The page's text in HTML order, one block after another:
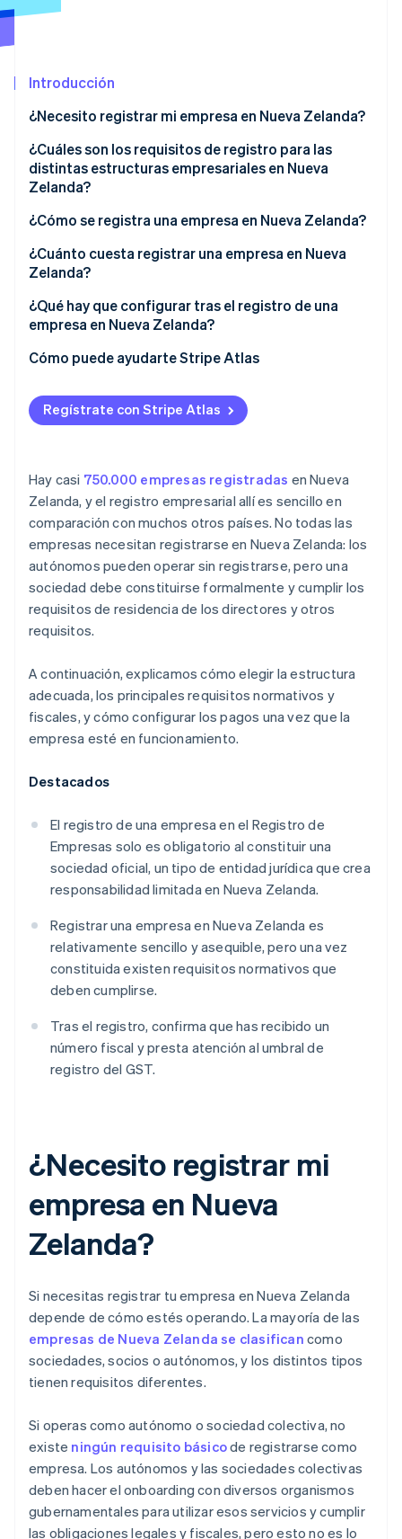
Constitución de una startup
Climate
Eliminación de dióxido de carbono
Identity
Verificación de identidad en línea
Stripe Sessions 2026
para la IA.
Ver ahora
Stripe App Marketplace
Introducción
¿Necesito registrar mi empresa en Nueva Zelanda?
¿Cuáles son los requisitos de registro para las
distintas estructuras empresariales en Nueva
Zelanda?
Autónomo
Sociedad
¿Cómo se registra una empresa en Nueva Zelanda?
Reserva un nombre de empresa
Solicita la constitución
Regístrate a efectos fiscales durante el proceso de
constitución
Recibe tu acta de constitución
¿Cuánto cuesta registrar una empresa en Nueva
Zelanda?
¿Qué hay que configurar tras el registro de una
empresa en Nueva Zelanda?
Confirma los registros del IRD, el NZBN y el GST
Regístrate como empleador si contratas personal
Comprende las obligaciones con la ACC
y contabilidad
Protege tu marca
Formaliza los acuerdos
Establece un sistema para aceptar pagos
Cómo puede ayudarte Stripe Atlas
Registro con Atlas
Aceptar pagos y operaciones bancarias antes de
Compra de acciones iniciales sin efectivo
Presentación automática de la elección fiscal 83(b)
Documentación legal para empresas de primer nivel
Un año gratis de Stripe Payments, más 50 000 $ en
créditos y descuentos para socios
Regístrate con Stripe Atlas
Hay casi 750.000 empresas registradas en Nueva
Zelanda, y el registro empresarial allí es sencillo en
comparación con muchos otros países. No todas las
empresas necesitan registrarse en Nueva Zelanda: los
autónomos pueden operar sin registrarse, pero una
sociedad debe constituirse formalmente y cumplir los
requisitos de residencia de los directores y otros
requisitos.
A continuación, explicamos cómo elegir la estructura
adecuada, los principales requisitos normativos y
fiscales, y cómo configurar los pagos una vez que la
empresa esté en funcionamiento.
Destacados
El registro de una empresa en el Registro de
Empresas solo es obligatorio al constituir una
sociedad oficial, un tipo de entidad jurídica que crea
responsabilidad limitada en Nueva Zelanda.
Registrar una empresa en Nueva Zelanda es
relativamente sencillo y asequible, pero una vez
constituida existen requisitos normativos que
deben cumplirse.
Tras el registro, confirma que has recibido un
número fiscal y presta atención al umbral de
registro del GST.
¿Necesito registrar mi
empresa en Nueva
Zelanda?
Si necesitas registrar tu empresa en Nueva Zelanda
depende de cómo estés operando. La mayoría de las
empresas de Nueva Zelanda se clasifican como
sociedades, socios o autónomos, y los distintos tipos
tienen requisitos diferentes.
Si operas como autónomo o sociedad colectiva, no
existe ningún requisito básicode registrarse como
empresa. Los autónomos y las sociedades colectivas
deben hacer el onboarding con diversos organismos
gubernamentales para utilizar esos servicios y cumplir
las obligaciones legales y fiscales, pero esto no es lo